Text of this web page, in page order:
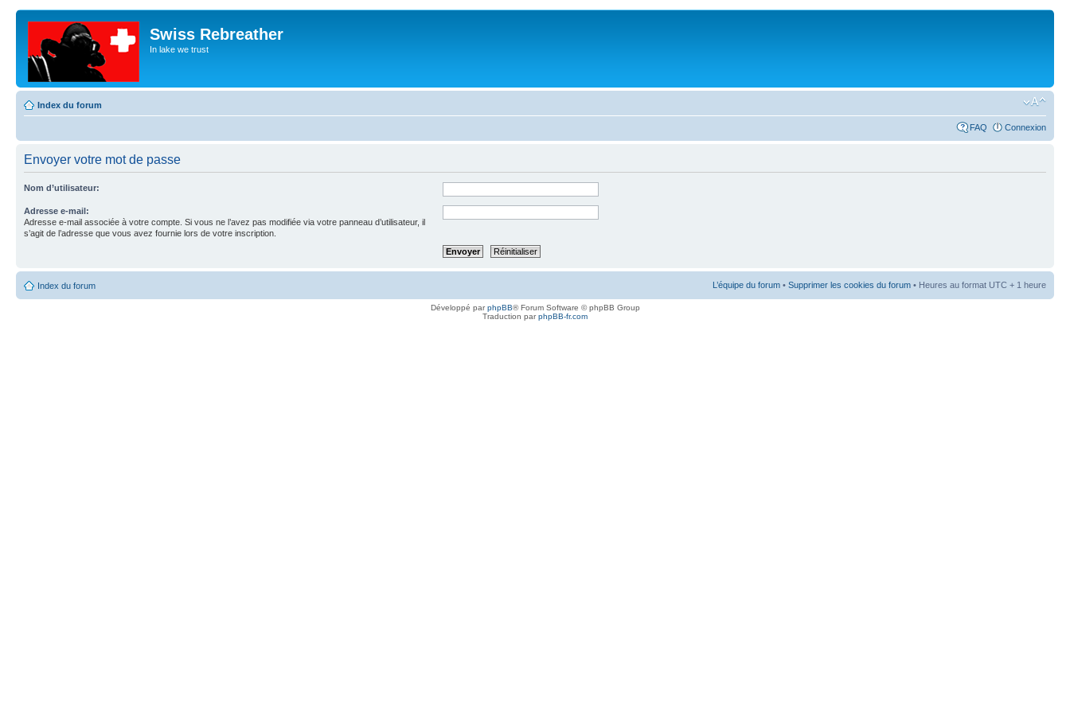
Swiss Rebreather
In lake we trust
Index du forum
FAQ Connexion
Envoyer votre mot de passe
Nom d’utilisateur:
Adresse e-mail:
Adresse e-mail associée à votre compte. Si vous ne l’avez pas modifiée via votre panneau d’utilisateur, il
s’agit de l’adresse que vous avez fournie lors de votre inscription.
Index du forum L’équipe du forum • Supprimer les cookies du forum • Heures au format UTC + 1 heure
Développé parphpBB® Forum Software © phpBB Group
Traduction parphpBB-fr.com